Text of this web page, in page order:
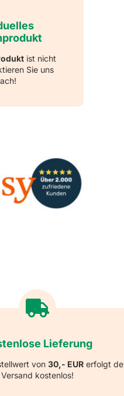
ist nicht
Sie uns
Lieferung
von30,- EUR erfolgt
Versand kostenlos!